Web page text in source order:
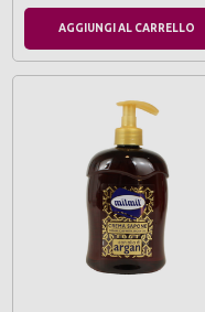
AGGIUNGI AL CARRELLO